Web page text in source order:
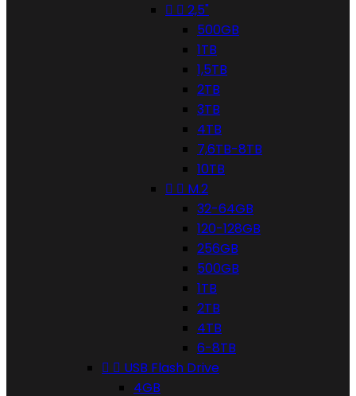
  2,5"
500GB
1TB
1,5TB
2TB
3TB
4TB
7,6TB-8TB
10TB
  M.2
32-64GB
120-128GB
256GB
500GB
1TB
2TB
4TB
6-8TB
  USB Flash Drive
4GB